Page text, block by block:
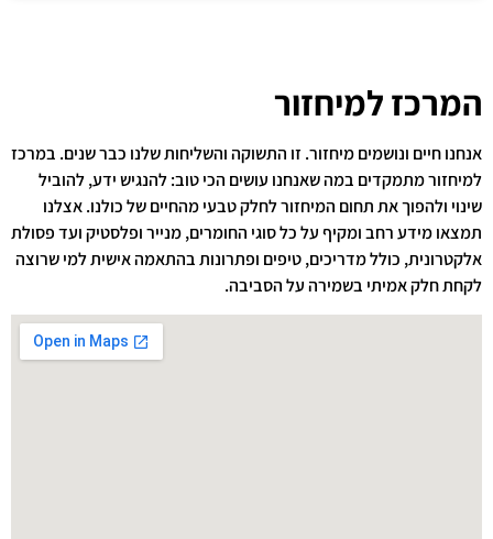
המרכז למיחזור
אנחנו חיים ונושמים מיחזור. זו התשוקה והשליחות שלנו כבר שנים. במרכז
למיחזור מתמקדים במה שאנחנו עושים הכי טוב: להנגיש ידע, להוביל
שינוי ולהפוך את תחום המיחזור לחלק טבעי מהחיים של כולנו. אצלנו
תמצאו מידע רחב ומקיף על כל סוגי החומרים, מנייר ופלסטיק ועד פסולת
אלקטרונית, כולל מדריכים, טיפים ופתרונות בהתאמה אישית למי שרוצה
לקחת חלק אמיתי בשמירה על הסביבה.